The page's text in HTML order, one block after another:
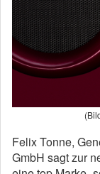
Felix Tonne,
GmbH sagt zur